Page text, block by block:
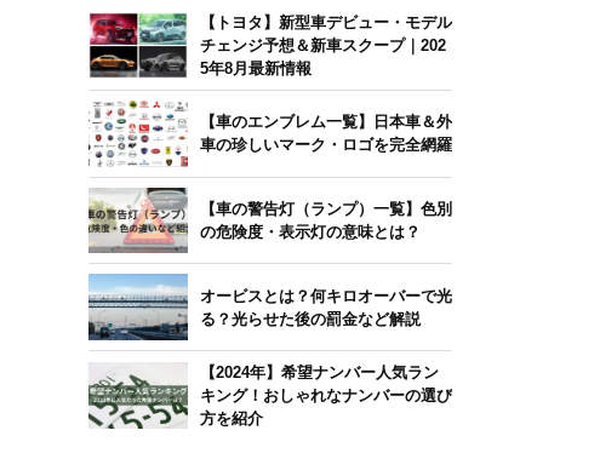
【トヨタ】新型車デビュー・モデル
チェンジ予想＆新車スクープ｜202
5年8月最新情報
【車のエンブレム一覧】日本車＆外
車の珍しいマーク・ロゴを完全網羅
【車の警告灯（ランプ）一覧】色別
の危険度・表示灯の意味とは？
オービスとは？何キロオーバーで光
る？光らせた後の罰金など解説
【2024年】希望ナンバー人気ラン
キング！おしゃれなナンバーの選び
方を紹介